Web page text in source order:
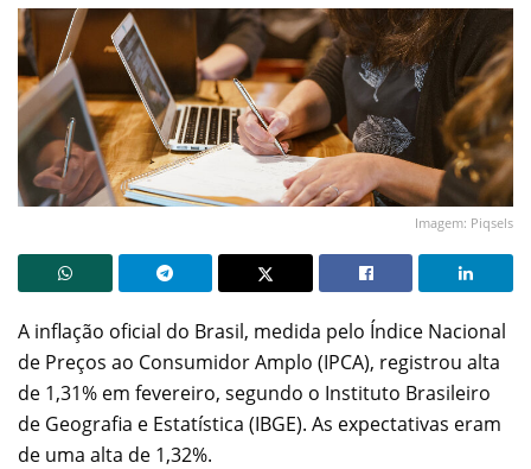
Imagem: Piqsels
A inflação oficial do Brasil, medida pelo Índice Nacional
de Preços ao Consumidor Amplo (IPCA), registrou alta
de 1,31% em fevereiro, segundo o Instituto Brasileiro
de Geografia e Estatística (IBGE). As expectativas eram
de uma alta de 1,32%.